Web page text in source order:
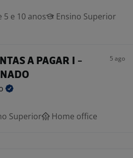
5 e 10 anos
Ensino Superior
A PAGAR I -
5 ago
Superior Home office